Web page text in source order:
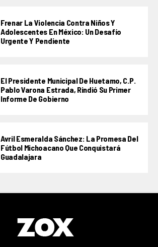
Frenar La Violencia Contra Niños Y
Adolescentes En México: Un Desafío
Urgente Y Pendiente
El Presidente Municipal De Huetamo, C.P.
Pablo Varona Estrada, Rindió Su Primer
Informe De Gobierno
Avril Esmeralda Sánchez: La Promesa Del
Fútbol Michoacano Que Conquistará
Guadalajara